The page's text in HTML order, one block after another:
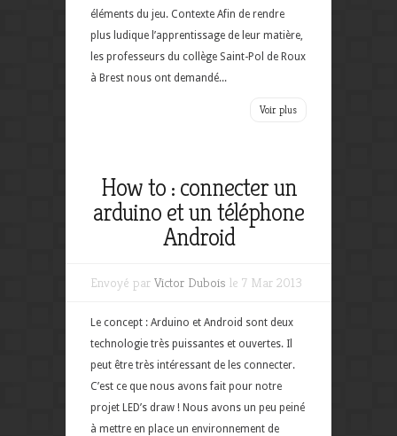
éléments du jeu. Contexte Afin de rendre
plus ludique l’apprentissage de leur matière,
les professeurs du collège Saint-Pol de Roux
à Brest nous ont demandé...
Voir plus
How to : connecter un
arduino et un téléphone
Android
Envoyé par Victor Dubois le 7 Mar 2013
Le concept : Arduino et Android sont deux
technologie très puissantes et ouvertes. Il
peut être très intéressant de les connecter.
C’est ce que nous avons fait pour notre
projet LED’s draw ! Nous avons un peu peiné
à mettre en place un environnement de